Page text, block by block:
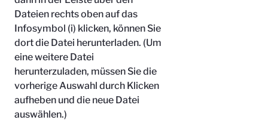
Dateien rechts oben auf das
Infosymbol (i) klicken, können Sie
dort die Datei herunterladen. (Um
eine weitere Datei
herunterzuladen, müssen Sie die
vorherige Auswahl durch Klicken
aufheben und die neue Datei
auswählen.)